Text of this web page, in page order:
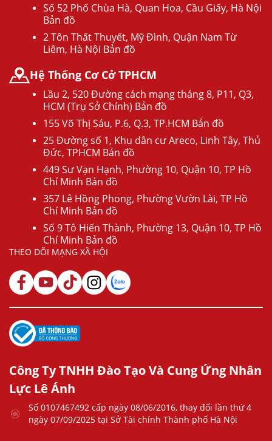
Số 52 Phố Chùa Hà, Quan Hoa, Cầu Giấy, Hà Nội
Bản đồ
2 Tôn Thất Thuyết, Mỹ Đình, Quận Nam Từ
Liêm, Hà Nội Bản đồ
Hệ Thống Cơ Cở TPHCM
Lầu 2, 520 Đường cách mạng tháng 8, P11, Q3,
HCM (Trụ Sở Chính) Bản đồ
155 Võ Thị Sáu, P.6, Q.3, TP.HCM Bản đồ
25 Đường số 1, Khu dân cư Areco, Linh Tây, Thủ
Đức, TPHCM Bản đồ
449 Sư Vạn Hạnh, Phường 10, Quận 10, TP Hồ
Chí Minh Bản đồ
357 Lê Hồng Phong, Phường Vườn Lài, TP Hồ
Chí Minh Bản đồ
Số 9 Tô Hiến Thành, Phường 13, Quận 10, TP Hồ
Chí Minh Bản đồ
THEO DÕI MẠNG XÃ HỘI
Công Ty TNHH Đào Tạo Và Cung Ứng Nhân
Lực Lê Ánh
Số 0107467492 cấp ngày 08/06/2016, thay đổi lần thứ 4
ngày 07/09/2025 tại Sở Tài chính Thành phố Hà Nội